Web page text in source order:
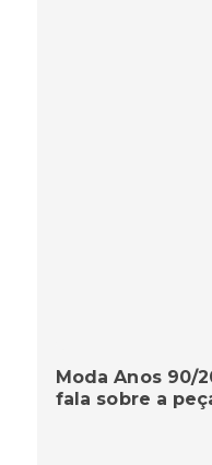
Moda Anos 90/
fala sobre a